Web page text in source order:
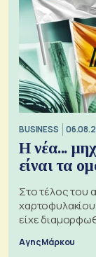
BUSINESS
Η νέα...
είναι τα
Στο τέλος του
είχε
Αγης Μάρκου